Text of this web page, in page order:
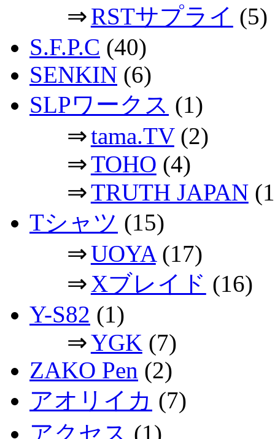
⇒RSTサプライ (5)
S.F.P.C (40)
SENKIN (6)
SLPワークス (1)
⇒tama.TV(2)
⇒TOHO (4)
⇒TRUTH JAPAN
Tシャツ (15)
⇒UOYA(17)
⇒Xブレイド (16)
Y-S82 (1)
⇒YGK (7)
ZAKO Pen (2)
アオリイカ (7)
アクセス (1)